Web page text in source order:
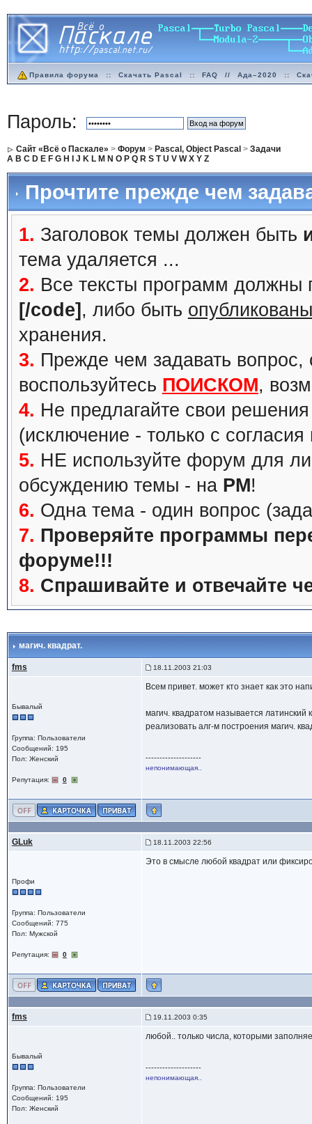
Правила форума :: Скачать Pascal :: FAQ // Ада–2020 ::
Пароль:
Сайт «Всё о Паскале» > Форум > Pascal, Object Pascal > Задачи
A B C D E F G H J K L M N O P Q R S T U V W X Y Z
Прочтите прежде чем
1. Заголовок темы должен быть
тема удаляется ...
2. Все тексты программ должны
[/code] , либо быть
хранения.
3. Прежде чем задавать вопрос,
воспользуйтесь ПОИСКОМ,
4. Не предлагайте свои
(исключение - только с
5. НЕ используйте форум для
обсуждению темы - на PM!
6. Одна тема - один вопрос
7. Проверяйте программы
форуме!!!
8. Спрашивайте и отвечайте
магич. квадрат.
fms 18.11.2003 21:03
Бывалый
Группа: Пользователи
Сообщений: 195
Пол: Женский
Репутация: 0
Всем привет. может кто знает как это
магич. квадратом называется латинский
реализовать алг-м построения магич.
--------------------
непонимающая..
GLuk 18.11.2003 22:56
Профи
Группа: Пользователи
Сообщений: 775
Пол: Мужской
Репутация: 0
Это в смысле любой квадрат или
fms 19.11.2003 0:35
Бывалый
Группа: Пользователи
Сообщений: 195
Пол: Женский
любой.. только числа, которыми
--------------------
непонимающая..